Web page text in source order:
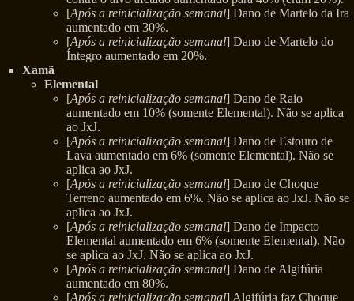
[Após a reinicialização semanal] Dano de Martelo da Ira
aumentado em 30%.
[Após a reinicialização semanal] Dano de Martelo do
Íntegro aumentado em 20%.
Xamã
Elemental
[Após a reinicialização semanal] Dano de Raio
aumentado em 10% (somente Elemental). Não se aplica
ao JxJ.
[Após a reinicialização semanal] Dano de Estouro de
Lava aumentado em 6% (somente Elemental). Não se
aplica ao JxJ.
[Após a reinicialização semanal] Dano de Choque
Terreno aumentado em 6%. Não se aplica ao JxJ. Não se
aplica ao JxJ.
[Após a reinicialização semanal] Dano de Impacto
Elemental aumentado em 6% (somente Elemental). Não
se aplica ao JxJ. Não se aplica ao JxJ.
[Após a reinicialização semanal] Dano de Algifúria
aumentado em 80%.
[Após a reinicialização semanal] Algifúria faz Choque